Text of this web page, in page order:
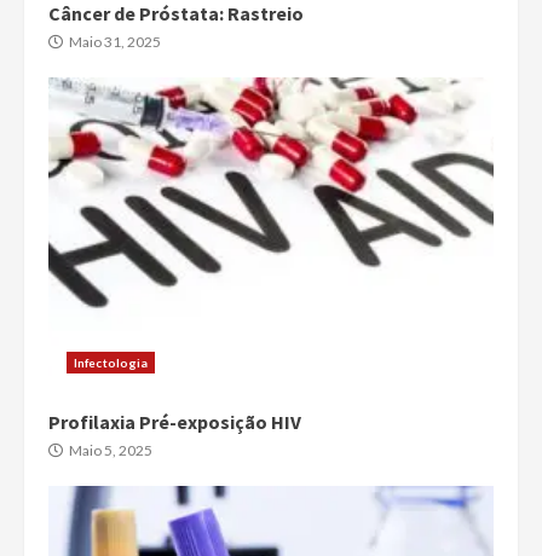
Câncer de Próstata: Rastreio
Maio 31, 2025
Infectologia
Profilaxia Pré-exposição HIV
Maio 5, 2025